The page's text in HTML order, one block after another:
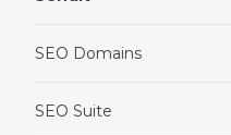
SEO Domains
SEO Suite